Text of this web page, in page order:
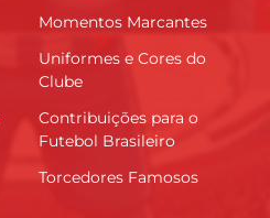
Momentos Marcantes
Uniformes e Cores do
Clube
Contribuições para o
Futebol Brasileiro
Torcedores Famosos